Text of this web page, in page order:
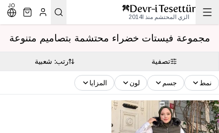
الزي المحتشم منذ 2014l
JO
مجموعة فيستات خضراء محتشمة بتصاميم متنوعة
تصفية رتب: شعبية
نمط جسم لون المزايا